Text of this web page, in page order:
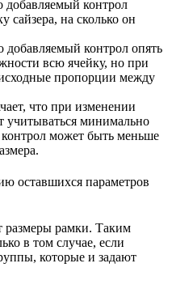
добавляемый контрол
сайзера, на сколько он
добавляемый контрол опять
всю ячейку, но при
пропорции между
что при изменении
учитываться минимально
может быть меньше
оставшихся параметров
размеры рамки. Таким
в том случае, если
которые и задают